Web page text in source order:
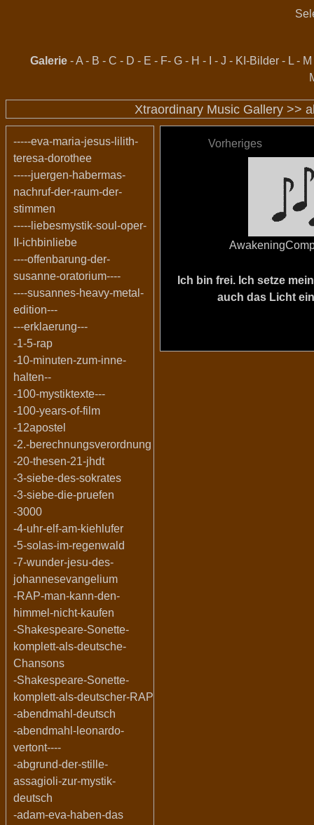
Galerie -A - B - C - D - E - F- G - H - - J - KI-Bilder - L - M
Xtraordinary Music Gallery >>
-----eva-maria-jesus-lilith-
teresa-dorothee
-----juergen-habermas-
nachruf-der-raum-der-
stimmen
-----liebesmystik-soul-oper-
II-ichbinliebe
----offenbarung-der-
susanne-oratorium----
----susannes-heavy-metal-
edition---
---erklaerung---
-1-5-rap
-10-minuten-zum-inne-
halten--
-100-mystiktexte---
-100-years-of-film
-12apostel
-2.-berechnungsverordnung
-20-thesen-21-jhdt
-3-siebe-des-sokrates
-3-siebe-die-pruefen
-3000
-4-uhr-elf-am-kiehlufer
-5-solas-im-regenwald
-7-wunder-jesu-des-
johannesevangelium
-RAP-man-kann-den-
himmel-nicht-kaufen
-Shakespeare-Sonette-
komplett-als-deutsche-
Chansons
-Shakespeare-Sonette-
komplett-als-deutscher-RAP
-abendmahl-deutsch
-abendmahl-leonardo-
vertont----
-abgrund-der-stille-
assagioli-zur-mystik-
deutsch
-adam-eva-haben-das
Vorheriges
Ich bin frei. Ich setze
auch das Licht